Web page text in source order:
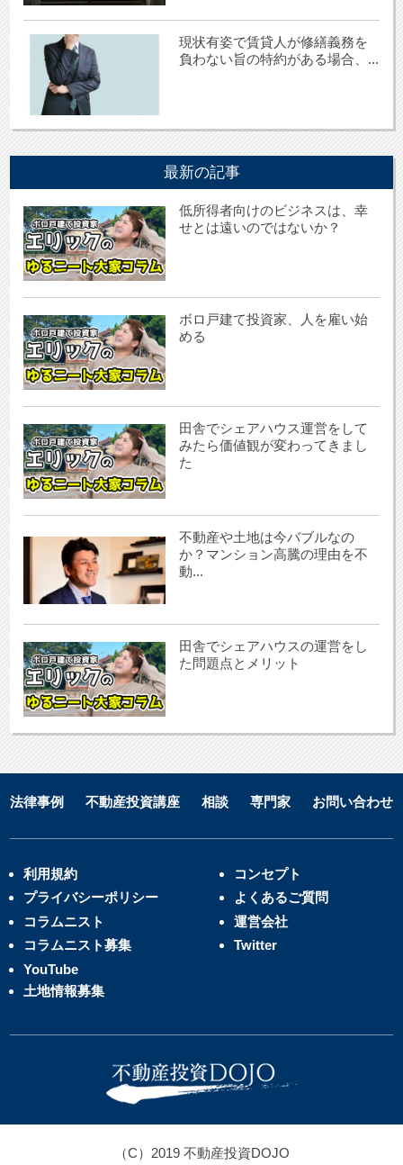
現状有姿で賃貸人が修繕義務を
負わない旨の特約がある場合、...
最新の記事
低所得者向けのビジネスは、幸
せとは遠いのではないか？
ボロ戸建て投資家、人を雇い始
める
田舎でシェアハウス運営をして
みたら価値観が変わってきまし
た
不動産や土地は今バブルなの
か？マンション高騰の理由を不
動...
田舎でシェアハウスの運営をし
た問題点とメリット
法律事例 不動産投資講座 相談 専門家 お問い合わせ
利用規約
プライバシーポリシー
コンセプト
よくあるご質問
コラムニスト
コラムニスト募集
運営会社
Twitter
YouTube
土地情報募集
（C）2019 不動産投資DOJO